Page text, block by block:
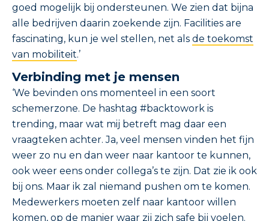
goed mogelijk bij ondersteunen. We zien dat bijna
alle bedrijven daarin zoekende zijn. Facilities are
fascinating, kun je wel stellen, net als de toekomst
van mobiliteit.’
Verbinding met je mensen
‘We bevinden ons momenteel in een soort
schemerzone. De hashtag #backtowork is
trending, maar wat mij betreft mag daar een
vraagteken achter. Ja, veel mensen vinden het fijn
weer zo nu en dan weer naar kantoor te kunnen,
ook weer eens onder collega’s te zijn. Dat zie ik ook
bij ons. Maar ik zal niemand pushen om te komen.
Medewerkers moeten zelf naar kantoor willen
komen, op de manier waar zij zich safe bij voelen.